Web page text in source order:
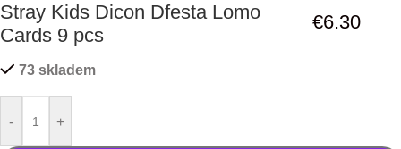
Stray Kids Dicon Dfesta Lomo
Cards 9 pcs
€6.30
73 skladem
- +